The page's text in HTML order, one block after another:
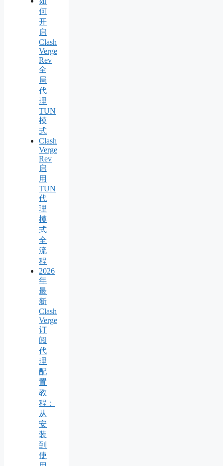
何
开
启
Clash
Verge
Rev
全
局
代
理
TUN
模
式
Clash
Verge
Rev
启
用
TUN
代
理
模
式
全
流
程
2026
年
最
新
Clash
Verge
订
阅
代
理
配
置
教
程：
从
安
装
到
使